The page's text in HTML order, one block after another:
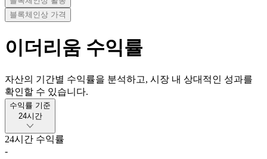
블록체인상 가격
이더리움 수익률
자산의 기간별 수익률을 분석하고, 시장 내 상대적인 성과를
확인할 수 있습니다.
수익률 기준
24시간
24시간 수익률
-